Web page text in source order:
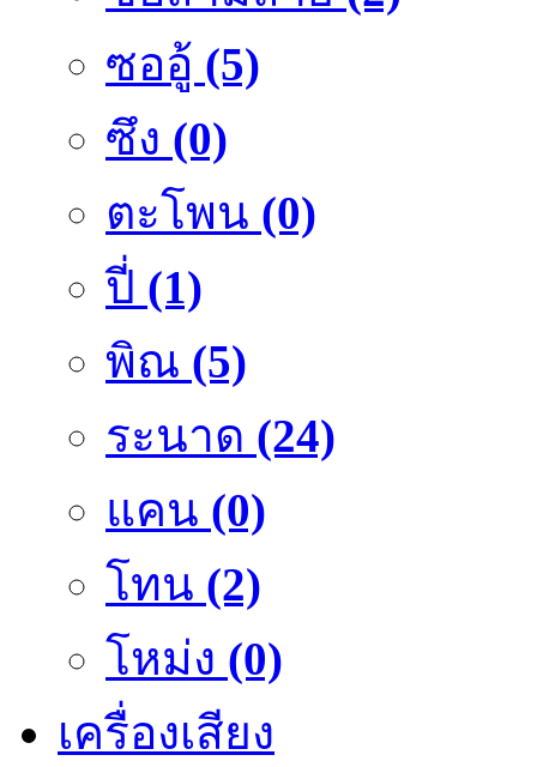
ซออู้ (5)
ซึง (0)
ตะโพน (0)
ปี่ (1)
พิณ (5)
ระนาด (24)
แคน (0)
โทน (2)
โหม่ง (0)
เครื่องเสียง